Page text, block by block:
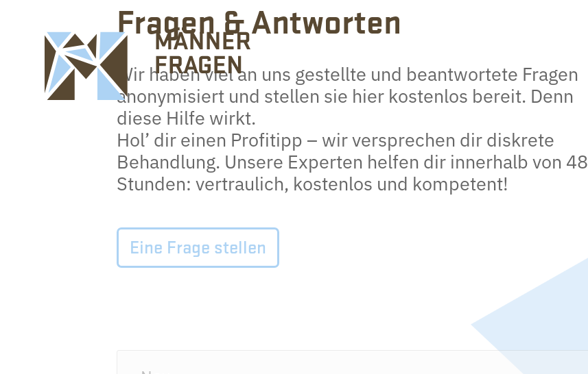
Fragen & Antworten
Wir haben viel an uns gestellte und beantwortete Fragen
anonymisiert und stellen sie hier kostenlos bereit. Denn
diese Hilfe wirkt.
Hol’ dir einen Profitipp – wir versprechen dir diskrete
Behandlung. Unsere Experten helfen dir innerhalb von 48
Stunden: vertraulich, kostenlos und kompetent!
Eine Frage stellen